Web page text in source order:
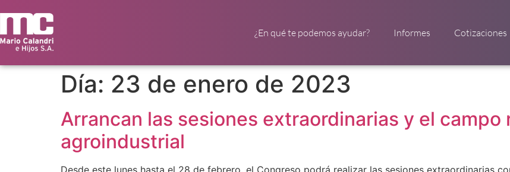
¿En qué te podemos ayudar? Informes Cotizaciones
Día: 23 de enero de 2023
Arrancan las sesiones extraordinarias y el campo
agroindustrial